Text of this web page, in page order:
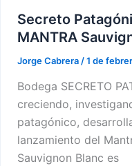
Secreto
MANTRA
Jorge Cabrera /1 de
Bodega SECRETO
creciendo,
patagónico,
lanzamiento del
Sauvignon Blanc es